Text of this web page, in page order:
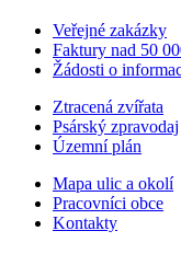
Veřejné zakázky
Faktury nad 50
Žádosti o
Ztracená zvířata
Psárský zpravodaj
Územní plán
Mapa ulic a okolí
Pracovníci obce
Kontakty